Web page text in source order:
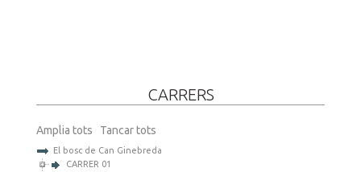
CARRERS
Amplia tots Tancar tots
El bosc de Can Ginebreda
CARRER 01